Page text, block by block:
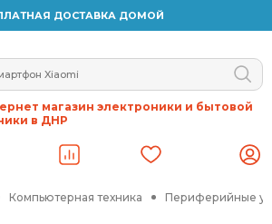
ДОСТАВКА ДОМОЙ
магазин электроники и бытовой
в ДНР
Компьютерная техника Периферийные